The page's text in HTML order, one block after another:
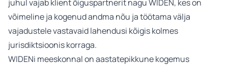
juhul vajab klient õiguspartnerit nagu WIDEN, kes on
võimeline ja kogenud andma nõu ja töötama välja
vajadustele vastavaid lahendusi kõigis kolmes
jurisdiktsioonis korraga.
WIDENi meeskonnal on aastatepikkune kogemus